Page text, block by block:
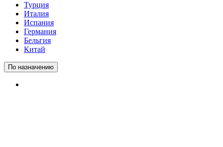
Турция
Италия
Испания
Германия
Бельгия
Китай
По назначению